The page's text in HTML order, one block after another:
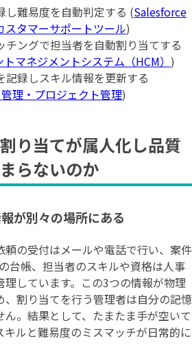
し難易度を自動判定する (Salesforce
スタマーサポートツール)
チングで担当者を自動割り当てする
マネジメントシステム（HCM） )
記録しスキル情報を更新する
理・プロジェクト管理)
り当てが属人化し品質
らないのか
が別々の場所にある
頼の受付はメールや電話で行い、案件
台帳、担当者のスキルや資格は人事
しています。この3つの情報が物理
、割り当てを行う管理者は自分の記憶
。結果として、たまたま手が空いて
キルと難易度のミスマッチが日常的に